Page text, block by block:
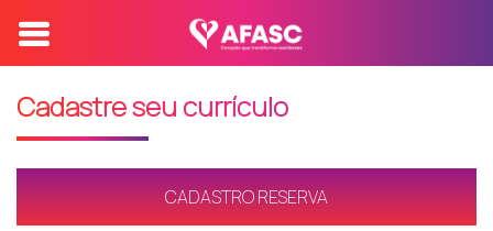
Cadastre seu currículo
CADASTRO RESERVA